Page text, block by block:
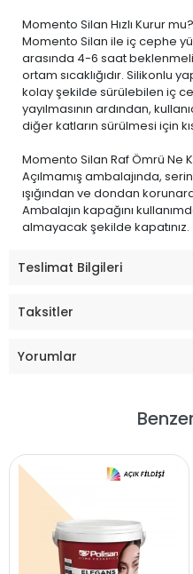
Momento Silan Hızlı Kurur mu?
Momento Silan ile iç cephe
arasında 4-6 saat
ortam sıcaklığıdır. Silikonlu
kolay şekilde sürülebilen iç
yayılmasının ardından,
diğer katların sürülmesi için
Momento Silan Raf Ömrü Ne
Açılmamış ambalajında,
ışığından ve dondan
Ambalajın kapağını
almayacak şekilde kapatınız.
Teslimat Bilgileri
Taksitler
Yorumlar